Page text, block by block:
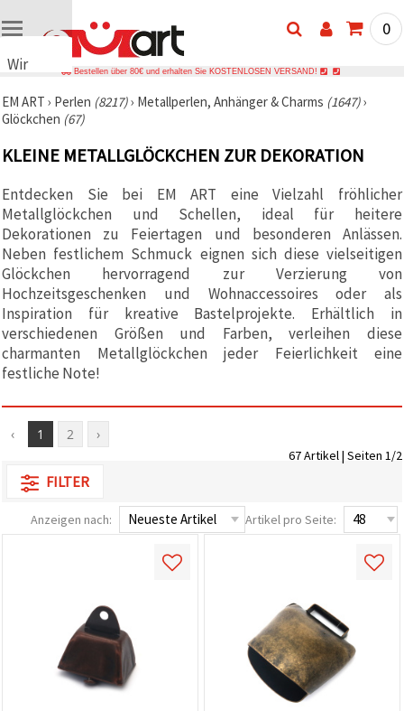
Wir
Cookies
🍪 Wir
Cookies
ähnliche
Technologien,
um das
ordnungsgemäße
Funktionieren
der Website
sicherzustellen,
Ihr
Nutzungserlebnis
zu
verbessern
und, mit
Ihrer
Einwilligung,
Datenverkehr
analysieren
sowie
Inhalte und
Werbung
auch mit
Unterstützung
akzeptieren,
0
Bestellen über 80€ und erhalten Sie KOSTENLOSEN VERSAND!
EM ART › Perlen (8217)› Metallperlen, Anhänger & Charms (1647)›
Glöckchen (67)
KLEINE METALLGLÖCKCHEN ZUR DEKORATION
Entdecken Sie bei EM ART eine Vielzahl fröhlicher
Metallglöckchen und Schellen, ideal für heitere
Dekorationen zu Feiertagen und besonderen Anlässen.
Neben festlichem Schmuck eignen sich diese vielseitigen
Glöckchen hervorragend zur Verzierung von
Hochzeitsgeschenken und Wohnaccessoires oder als
Inspiration für kreative Bastelprojekte. Erhältlich in
verschiedenen Größen und Farben, verleihen diese
charmanten Metallglöckchen jeder Feierlichkeit eine
festliche Note!
‹ 1 2 ›
67 Artikel | Seiten 1/2
FILTER
Anzeigen nach: Artikel pro Seite: